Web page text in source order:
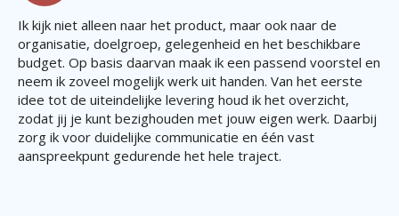
Ik kijk niet alleen naar het product, maar ook naar de
organisatie, doelgroep, gelegenheid en het beschikbare
budget. Op basis daarvan maak ik een passend voorstel en
neem ik zoveel mogelijk werk uit handen. Van het eerste
idee tot de uiteindelijke levering houd ik het overzicht,
zodat jij je kunt bezighouden met jouw eigen werk. Daarbij
zorg ik voor duidelijke communicatie en één vast
aanspreekpunt gedurende het hele traject.